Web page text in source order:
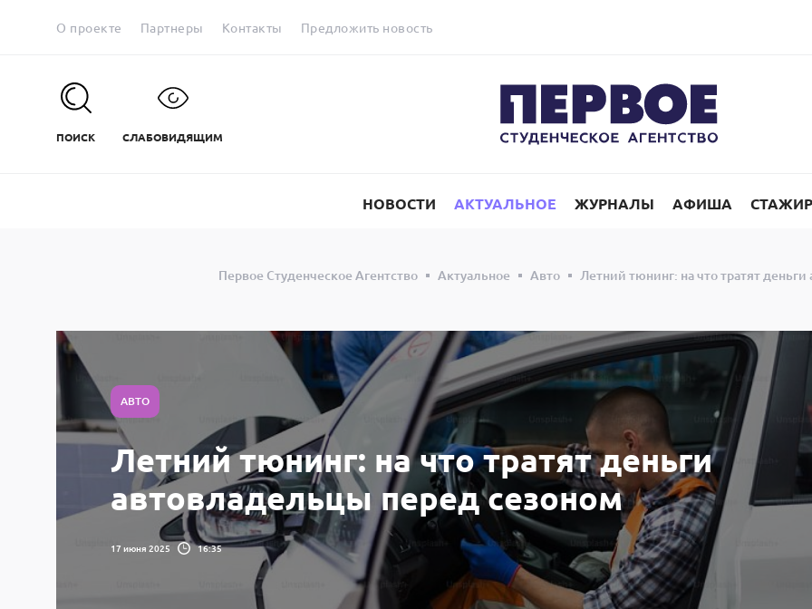
О проекте Партнеры Контакты Предложить новость
ПОИСК СЛАБОВИДЯЩИМ
НОВОСТИ АКТУАЛЬНОЕ ЖУРНАЛЫ АФИША
Первое Студенческое Агентство Актуальное Авто Летний тюнинг: на что тратят
АВТО
Летний тюнинг: на что тратят деньги
автовладельцы перед сезоном
17 июня 2025 16:35